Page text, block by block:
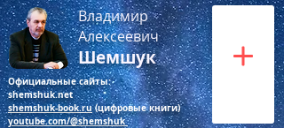
Владимир
Алексеевич
Шемшук
Официальные сайты:
shemshuk.net
shemshuk-book.ru(цифровые книги)
youtube.com/@shemshuk